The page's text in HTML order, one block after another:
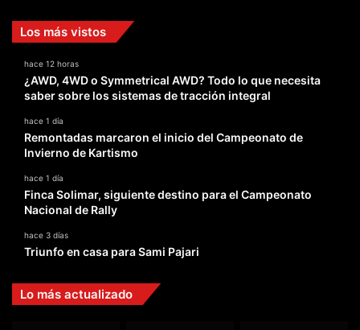
Los más vistos
hace 12 horas
¿AWD, 4WD o Symmetrical AWD? Todo lo que necesita
saber sobre los sistemas de tracción integral
hace 1 día
Remontadas marcaron el inicio del Campeonato de
Invierno de Kartismo
hace 1 día
Finca Solimar, siguiente destino para el Campeonato
Nacional de Rally
hace 3 días
Triunfo en casa para Sami Pajari
Lo más actualizado